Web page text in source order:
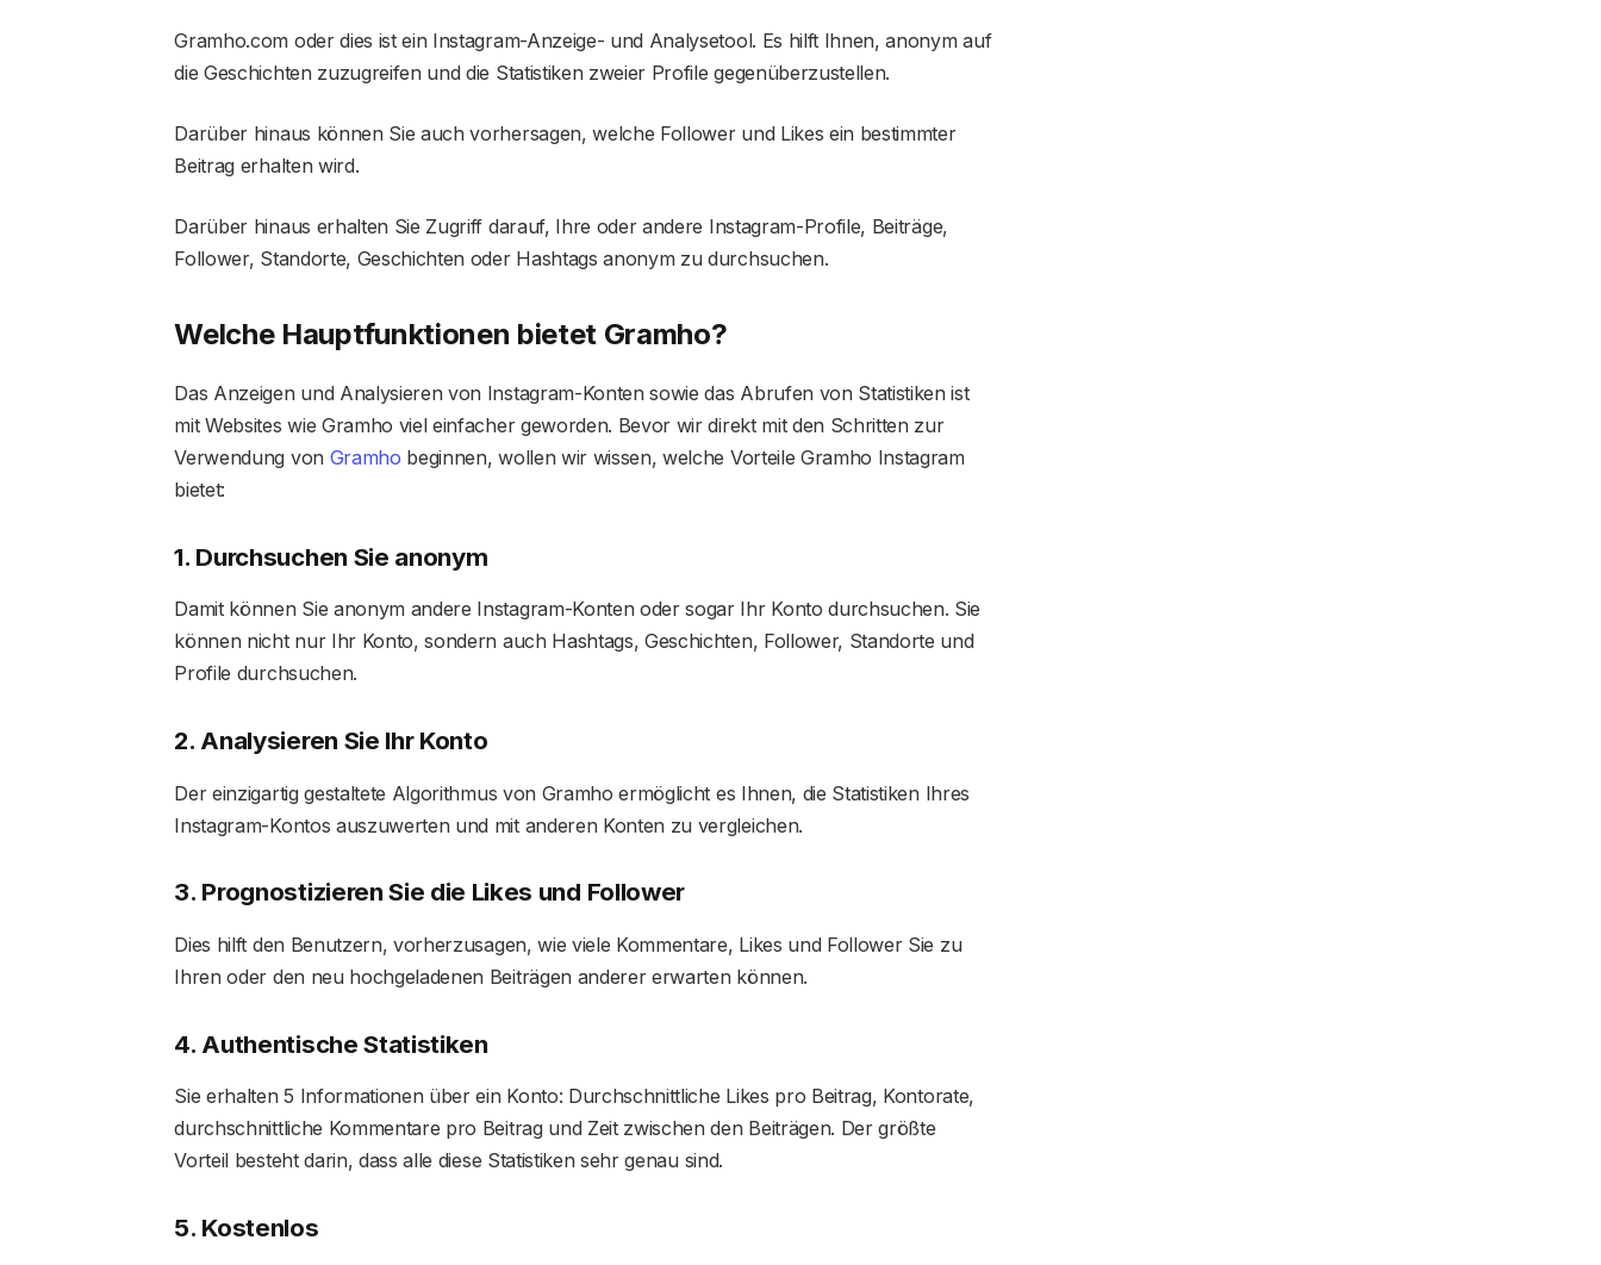
Gramho.com oder dies ist ein Instagram-Anzeige- und Analysetool. Es hilft Ihnen, anonym auf
die Geschichten zuzugreifen und die Statistiken zweier Profile gegenüberzustellen.
Darüber hinaus können Sie auch vorhersagen, welche Follower und Likes ein bestimmter
Beitrag erhalten wird.
Darüber hinaus erhalten Sie Zugriff darauf, Ihre oder andere Instagram-Profile, Beiträge,
Follower, Standorte, Geschichten oder Hashtags anonym zu durchsuchen.
Welche Hauptfunktionen bietet Gramho?
Das Anzeigen und Analysieren von Instagram-Konten sowie das Abrufen von Statistiken ist
mit Websites wie Gramho viel einfacher geworden. Bevor wir direkt mit den Schritten zur
Verwendung von Gramho beginnen, wollen wir wissen, welche Vorteile Gramho Instagram
bietet:
1. Durchsuchen Sie anonym
Damit können Sie anonym andere Instagram-Konten oder sogar Ihr Konto durchsuchen. Sie
können nicht nur Ihr Konto, sondern auch Hashtags, Geschichten, Follower, Standorte und
Profile durchsuchen.
2. Analysieren Sie Ihr Konto
Der einzigartig gestaltete Algorithmus von Gramho ermöglicht es Ihnen, die Statistiken Ihres
Instagram-Kontos auszuwerten und mit anderen Konten zu vergleichen.
3. Prognostizieren Sie die Likes und Follower
Dies hilft den Benutzern, vorherzusagen, wie viele Kommentare, Likes und Follower Sie zu
Ihren oder den neu hochgeladenen Beiträgen anderer erwarten können.
4. Authentische Statistiken
Sie erhalten 5 Informationen über ein Konto: Durchschnittliche Likes pro Beitrag, Kontorate,
durchschnittliche Kommentare pro Beitrag und Zeit zwischen den Beiträgen. Der größte
Vorteil besteht darin, dass alle diese Statistiken sehr genau sind.
5. Kostenlos